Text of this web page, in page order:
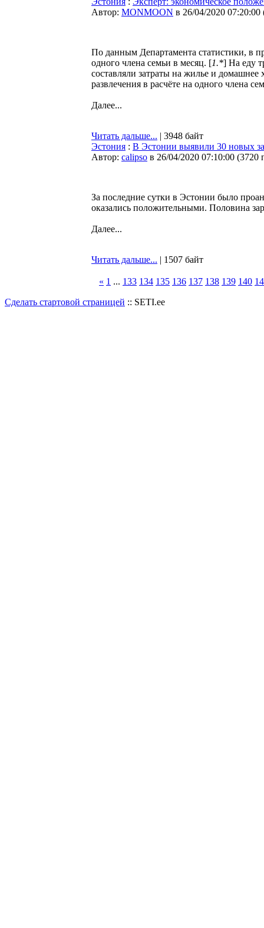
Автор: MONMOON в 26/04/2020 07:20:00
По данным Департамента статистики, в
одного члена семьи в месяц. [1.*] На еду
составляли затраты на жилье и домашнее
развлечения в расчёте на одного члена
Далее...
Читать дальше... | 3948 байт
Эстония : В Эстонии выявили 30 новых
Автор: calipso в 26/04/2020 07:10:00 (3720
За последние сутки в Эстонии было
оказались положительными. Половина
Далее...
Читать дальше... | 1507 байт
« 1 ... 133 134 135 136 137 138 139 140
Сделать стартовой страницей :: SETI.ee